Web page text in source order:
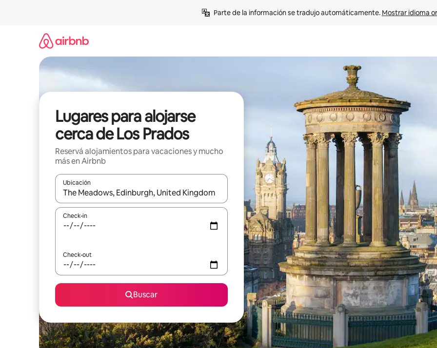
Parte de la información se tradujo automáticamente. Mostrar idioma
Lugares para alojarse
cerca de Los Prados
Reservá alojamientos para vacaciones y mucho
más en Airbnb
Ubicación
Cuando los resultados estén disponibles, navegá con las teclas de flecha hacia arriba y hacia abajo o explorá deslizando
Check-in
Check-out
Buscar